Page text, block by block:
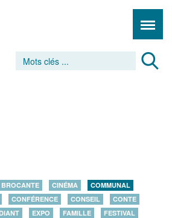
BROCANTE CINÉMA
COMMUNAL
CONFÉRENCE CONSEIL
CONTE
EXPO FAMILLE
FESTIVAL